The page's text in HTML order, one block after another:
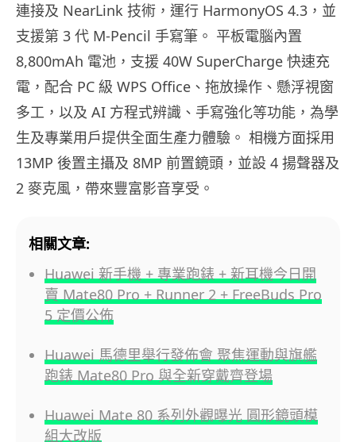
連接及 NearLink 技術，運行 HarmonyOS 4.3，並
支援第 3 代 M-Pencil 手寫筆。 平板電腦內置
8,800mAh 電池，支援 40W SuperCharge 快速充
電，配合 PC 級 WPS Office、拖放操作、懸浮視窗
多工，以及 AI 方程式辨識、手寫強化等功能，為學
生及專業用戶提供全面生產力體驗。 相機方面採用
13MP 後置主攝及 8MP 前置鏡頭，並設 4 揚聲器及
2 麥克風，帶來豐富影音享受。
相關文章:
Huawei 新手機 + 專業跑錶 + 新耳機今日開
賣 Mate80 Pro + Runner 2 + FreeBuds Pro
5 定價公佈
Huawei 馬德里舉行發佈會 聚焦運動與旗艦
跑錶 Mate80 Pro 與全新穿戴齊登場
Huawei Mate 80 系列外觀曝光 圓形鏡頭模
組大改版